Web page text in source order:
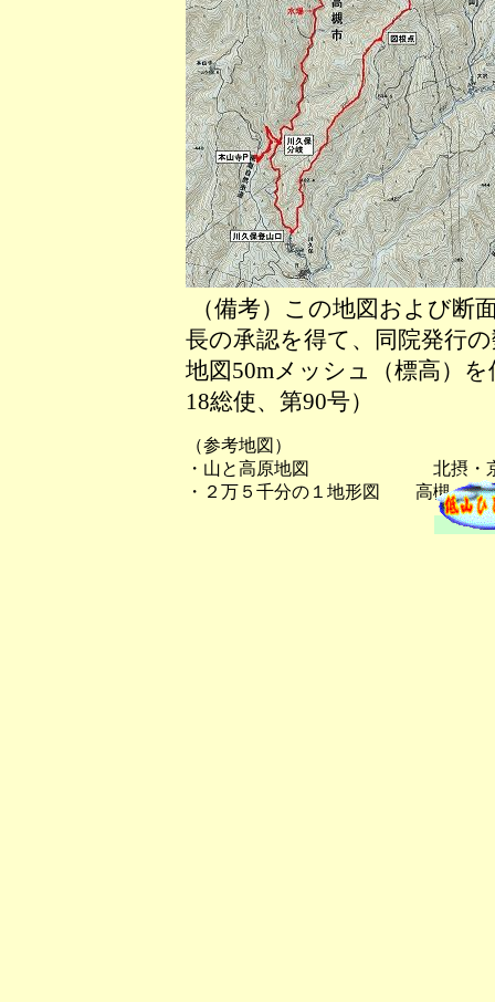
（備考）この地図および断
長の承認を得て、同院発行
地図50mメッシュ（標高）
18総使、第90号）
（参考地図）
・山と高原地図 北摂・京
・２万５千分の１地形図 高槻、法